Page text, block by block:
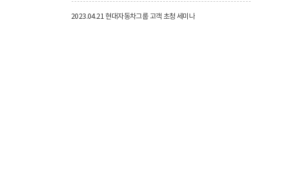
2023.04.21 현대자동차그룹 고객 초청 세미나